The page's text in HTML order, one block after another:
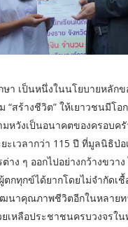
า เป็นหนึ่งในนโยบายหลักข
“สร้างชีวิต” ให้เยาวชนมีโอ
มหวังเป็นอนาคตของครอบค
ะเวลากว่า 115 ปี ที่มูลนิธิป่อ
าง ๆ ออกไปอย่างกว้างขวา
กทุกข์ได้ยากโดยไม่จำกัดเ
นาคุณภาพชีวิตอีกในหลายท
เหลือประชาชนครบวงจรใน